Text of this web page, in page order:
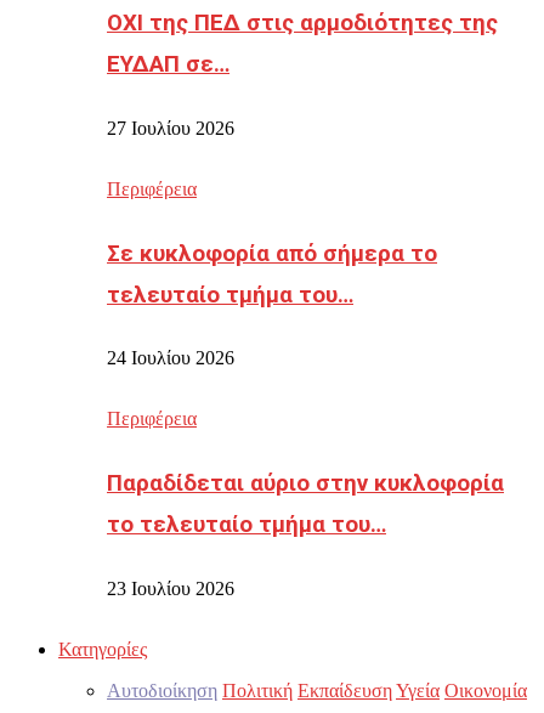
ΟΧΙ της ΠΕΔ στις αρμοδιότητες της
ΕΥΔΑΠ σε…
27 Ιουλίου 2026
Περιφέρεια
Σε κυκλοφορία από σήμερα το
τελευταίο τμήμα του…
24 Ιουλίου 2026
Περιφέρεια
Παραδίδεται αύριο στην κυκλοφορία
το τελευταίο τμήμα του…
23 Ιουλίου 2026
Κατηγορίες
Αυτοδιοίκηση Πολιτική ΕκπαίδευσηΥγεία Οικονομία